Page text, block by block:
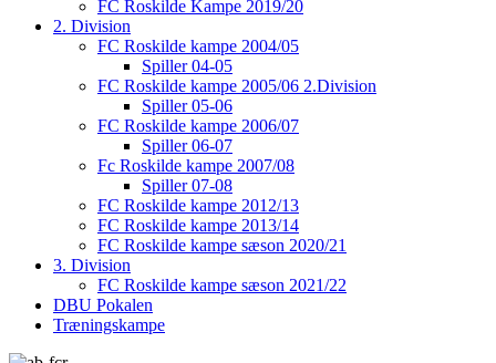
FC Roskilde Kampe 2019/20
2. Division
FC Roskilde kampe 2004/05
Spiller 04-05
FC Roskilde kampe 2005/06 2.Division
Spiller 05-06
FC Roskilde kampe 2006/07
Spiller 06-07
Fc Roskilde kampe 2007/08
Spiller 07-08
FC Roskilde kampe 2012/13
FC Roskilde kampe 2013/14
FC Roskilde kampe sæson 2020/21
3. Division
FC Roskilde kampe sæson 2021/22
DBU Pokalen
Træningskampe